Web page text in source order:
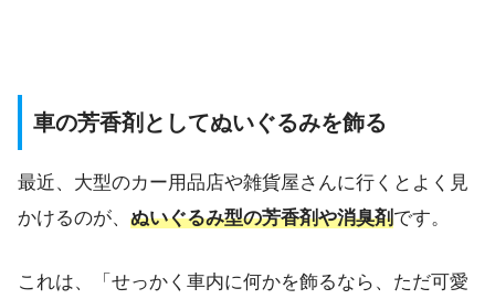
車の芳香剤としてぬいぐるみを飾る
最近、大型のカー用品店や雑貨屋さんに行くとよく見
かけるのが、 ぬいぐるみ型の芳香剤や消臭剤です。
これは、「せっかく車内に何かを飾るなら、ただ可愛